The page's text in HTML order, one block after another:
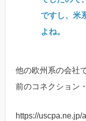
ですし、米
よね。
他の欧州系の会社
前のコネクション・
https://uscpa.ne.jp/